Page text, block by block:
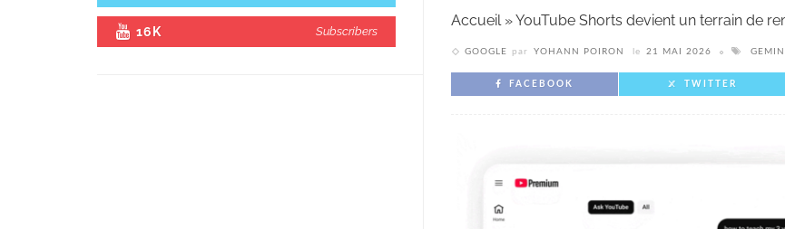
Accueil»YouTube Shorts devient un terrain de
GOOGLE par YOHANN POIRON le 21 MAI 2026 GEMINI
FACEBOOK TWITTER
16K Subscribers